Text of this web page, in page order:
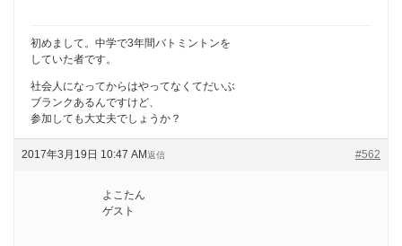
初めまして。中学で3年間バトミントンを
していた者です。
社会人になってからはやってなくてだいぶ
ブランクあるんですけど、
参加しても大丈夫でしょうか？
2017年3月19日 10:47 AM #562
返信
よこたん
ゲスト